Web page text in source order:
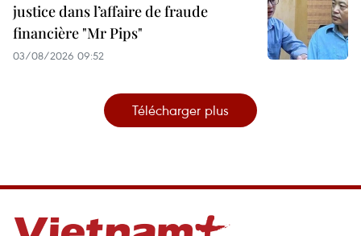
justice dans l’affaire de fraude
financière "Mr Pips"
03/08/2026 09:52
Télécharger plus